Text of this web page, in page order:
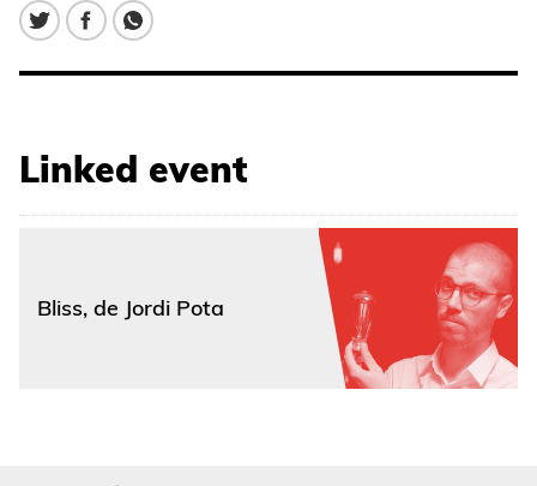
Linked event
Bliss, de Jordi Pota